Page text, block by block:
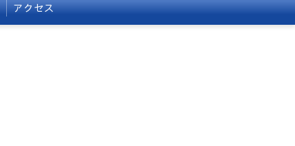
アクセス